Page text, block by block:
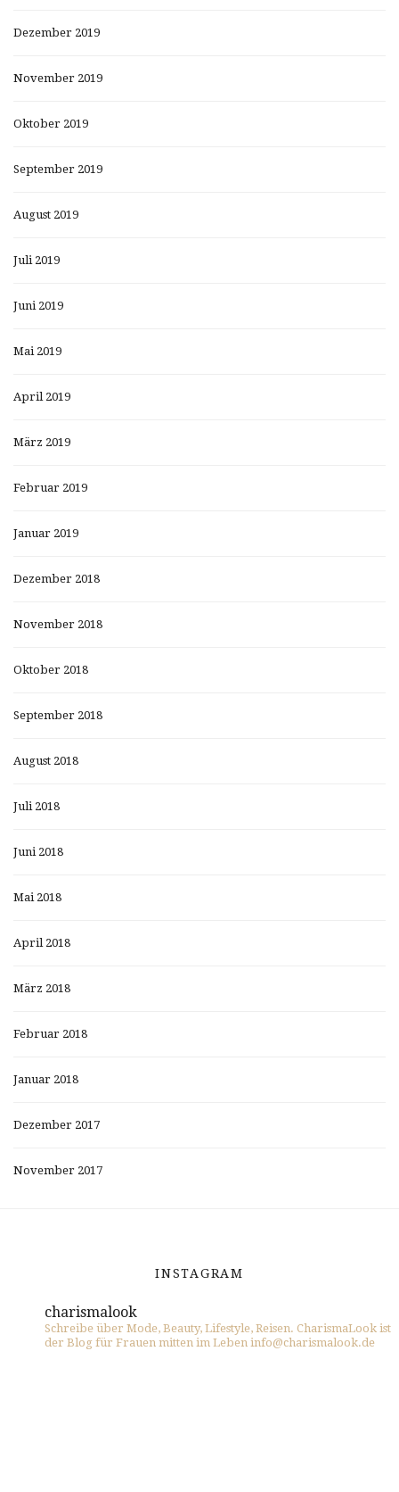
Dezember 2019
November 2019
Oktober 2019
September 2019
August 2019
Juli 2019
Juni 2019
Mai 2019
April 2019
März 2019
Februar 2019
Januar 2019
Dezember 2018
November 2018
Oktober 2018
September 2018
August 2018
Juli 2018
Juni 2018
Mai 2018
April 2018
März 2018
Februar 2018
Januar 2018
Dezember 2017
November 2017
INSTAGRAM
charismalook
Schreibe über Mode, Beauty, Lifestyle, Reisen. CharismaLook ist
der Blog für Frauen mitten im Leben info@charismalook.de